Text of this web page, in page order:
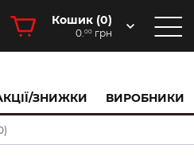
Кошик (0)
0.00 грн
ЗНИЖКИ ВИРОБНИКИ